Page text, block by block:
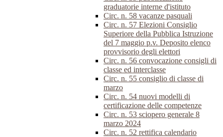
graduatorie interne d'istituto
Circ. n. 58 vacanze pasquali
Circ. n. 57 Elezioni Consiglio
Superiore della Pubblica Istruzione
del 7 maggio p.v. Deposito elenco
provvisorio degli elettori
Circ. n. 56 convocazione consigli di
classe ed interclasse
Circ. n. 55 consiglio di classe di
marzo
Circ. n. 54 nuovi modelli di
certificazione delle competenze
Circ. n. 53 sciopero generale 8
marzo 2024
Circ. n. 52 rettifica calendario